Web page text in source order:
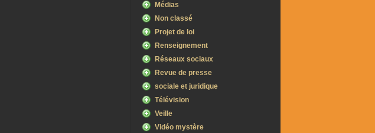
Médias
Non classé
Projet de loi
Renseignement
Réseaux sociaux
Revue de presse
sociale et juridique
Télévision
Veille
Vidéo mystère